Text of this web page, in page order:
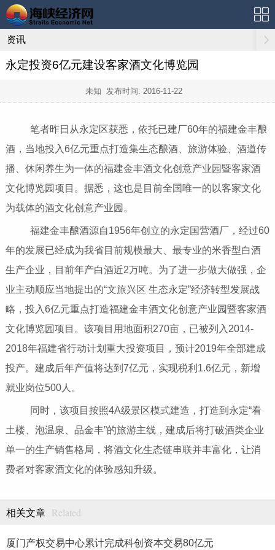
资讯
永定投资6亿元建设客家酒文化博览园
未知 发布时间: 2016-11-22
笔者昨日从永定区获悉，依托已建厂60年的福建金丰酿
酒，当地投入6亿元重点打造集生态酿酒、旅游体验、酒道传
播、休闲养生为一体的福建金丰酒文化创意产业园暨客家酒
文化博览园项目。据悉，这也是目前全国唯一的以客家文化
为载体的酒文化创意产业园。
福建金丰酿酒源自1956年创立的永定国营酒厂，经过60
年的发展已经成为我省目前规模最大、最专业的米香型白酒
生产企业，目前年产白酒近2万吨。为了进一步做大做强，企
业主动顺应当地提出的“文旅兴区 生态永定”经济转型发展战
略，投入6亿元重点打造福建金丰酒文化创意产业园暨客家酒
文化博览园项目。该项目用地面积270亩，已被列入2014-
2018年福建省行动计划重大投资项目，预计2019年全部建成
投产。建成后年产值将达到7亿元，实现税利1.6亿元，新增
就业岗位500人。
同时，该项目按照4A级景区模式建造，打造到永定“看
土楼、泡温泉、品金丰”的旅游主线，建成后将打破酒类企业
单一的生产销售格局，将酒文化生态链串联并丰富化，让消
费者对客家酒文化的体验感知升级。
相关文章 Related
厦门产权交易中心累计完成科创资本交易80亿元